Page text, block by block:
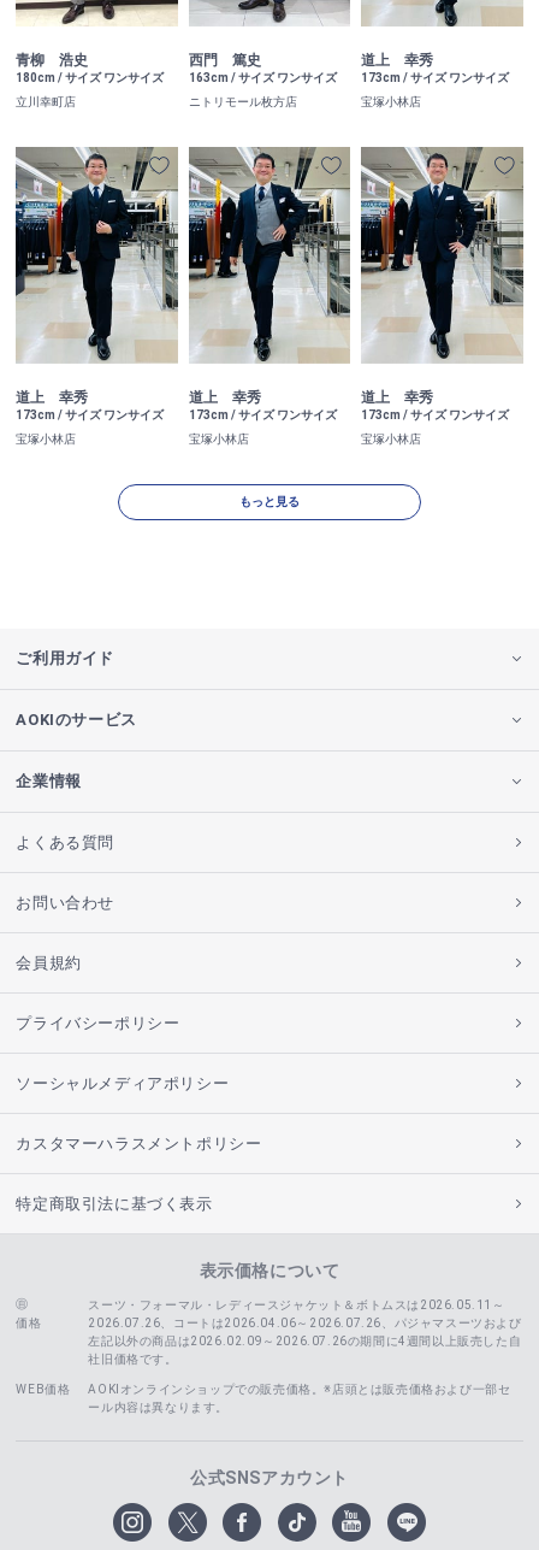
青柳 浩史
180cm / サイズ ワンサイズ
立川幸町店
西門 篤史
163cm / サイズ ワンサイズ
ニトリモール枚方店
道上 幸秀
173cm / サイズ ワンサイズ
宝塚小林店
道上 幸秀
173cm / サイズ ワンサイズ
宝塚小林店
道上 幸秀
173cm / サイズ ワンサイズ
宝塚小林店
道上 幸秀
173cm / サイズ ワンサイズ
宝塚小林店
もっと見る
ご利用ガイド
AOKIのサービス
企業情報
よくある質問
お問い合わせ
会員規約
プライバシーポリシー
ソーシャルメディアポリシー
カスタマーハラスメントポリシー
特定商取引法に基づく表示
表示価格について
価格
スーツ・フォーマル・レディースジャケット＆ボトムスは2026.05.11～
2026.07.26、コートは2026.04.06～2026.07.26、
パジャマスーツおよび
左記以外の商品は2026.02.09～2026.07.26の期間に4週間以上販売した自
社旧価格です。
WEB価格
AOKIオンラインショップでの販売価格。※店頭とは販売価格および一部セ
ール内容は異なります。
公式SNSアカウント